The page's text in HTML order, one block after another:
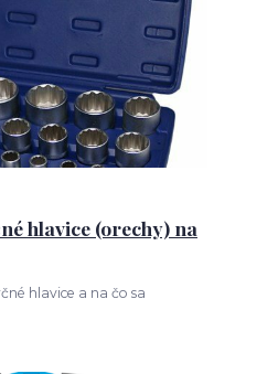
hlavice (orechy) na
hlavice a na čo sa